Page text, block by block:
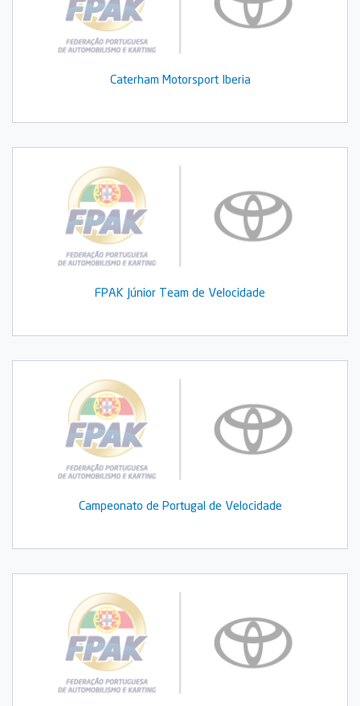
Caterham Motorsport Iberia
FPAK Júnior Team de Velocidade
Campeonato de Portugal de Velocidade